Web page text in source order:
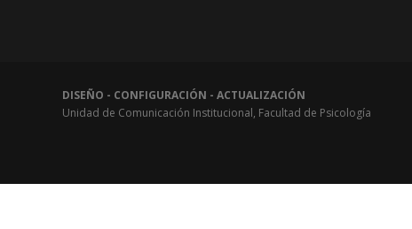
DISEÑO - CONFIGURACIÓN - ACTUALIZACIÓN
Unidad de Comunicación Institucional, Facultad de Psicología